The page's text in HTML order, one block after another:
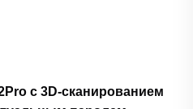
с 3D-сканированием